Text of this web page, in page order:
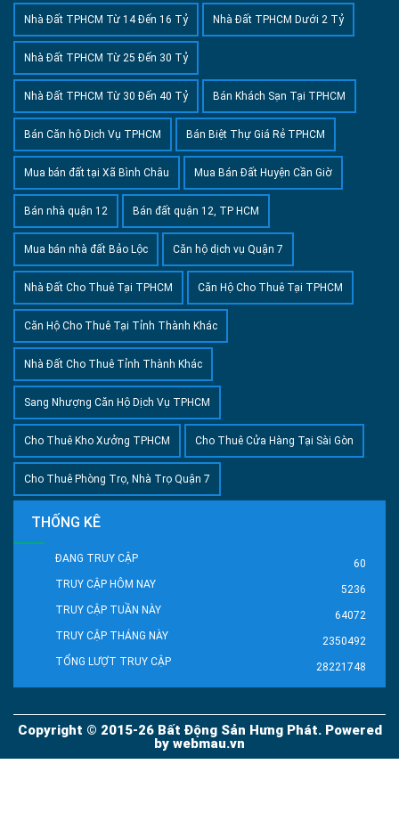
Nhà Đất TPHCM Từ 14 Đến 16 Tỷ Nhà Đất TPHCM Dưới 2 Tỷ
Nhà Đất TPHCM Từ 25 Đến 30 Tỷ
Nhà Đất TPHCM Từ 30 Đến 40 Tỷ Bán Khách Sạn Tại TPHCM
Bán Căn hộ Dịch Vụ TPHCM Bán Biệt Thự Giá Rẻ TPHCM
Mua bán đất tại Xã Bình Châu Mua Bán Đất Huyện Cần Giờ
Bán nhà quận 12 Bán đất quận 12, TP HCM
Mua bán nhà đất Bảo Lộc Căn hộ dịch vụ Quận 7
Nhà Đất Cho Thuê Tại TPHCM Căn Hộ Cho Thuê Tại TPHCM
Căn Hộ Cho Thuê Tại Tỉnh Thành Khác
Nhà Đất Cho Thuê Tỉnh Thành Khác
Sang Nhượng Căn Hộ Dịch Vụ TPHCM
Cho Thuê Kho Xưởng TPHCM Cho Thuê Cửa Hàng Tại Sài Gòn
Cho Thuê Phòng Trọ, Nhà Trọ Quận 7
THỐNG KÊ
ĐANG TRUY CẬP
60
TRUY CẬP HÔM NAY
5236
TRUY CẬP TUẦN NÀY
64072
TRUY CẬP THÁNG NÀY
2350492
TỔNG LƯỢT TRUY CẬP
28221748
Copyright © 2015-26 Bất Động Sản Hưng Phát. Powered
by webmau.vn